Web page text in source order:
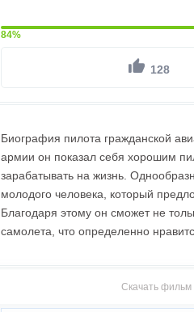
84%
128
Биография пилота гражданской
армии он показал себя хорошим
зарабатывать на жизнь.
молодого человека, который
Благодаря этому он сможет не
самолета, что определенно
Скачать